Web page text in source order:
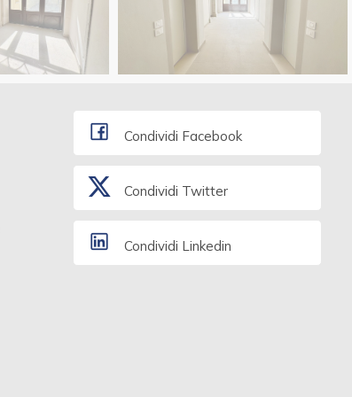
Condividi Facebook
Condividi Twitter
Condividi Linkedin